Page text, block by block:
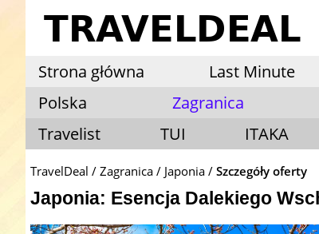
Strona główna Last Minute
Polska
Zagranica
Travelist
TUI ITAKA
TravelDeal Zagranica Japonia Szczegóły oferty
Japonia: Esencja Dalekiego